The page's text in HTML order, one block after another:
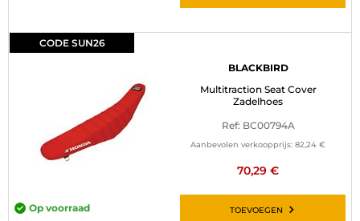
CODE SUN26
BLACKBIRD
Multitraction Seat Cover
Zadelhoes
Ref: BC00794A
Aanbevolen verkoopprijs: 82,24 €
70,29 €
Op voorraad TOEVOEGEN